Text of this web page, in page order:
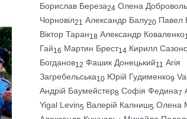
Борислав Береза24 Олена
Чорновіл21 Александр Балу20 Павел
Віктор Таран18 Александр Коваленко
Гай16 Мартин Брест14 Кирилл
Богданов12 Фашик Донецький11 Агія
Загребельська10 Юрій Гудименко9
Андрій Баумейстер8 Софія Федина7
Yigal Levin5 Валерій Калниш5 Олена